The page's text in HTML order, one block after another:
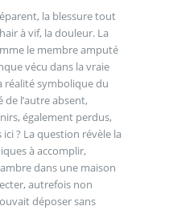
la blessure tout
à vif, la douleur. La
le membre amputé
vécu dans la vraie
réalité symbolique du
de l’autre absent,
également perdus,
? La question révèle la
à accomplir,
dans une maison
autrefois non
déposer sans